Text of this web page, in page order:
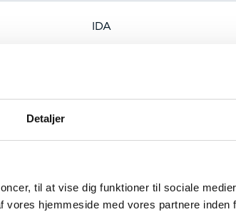
Detaljer
til at vise dig funktioner til sociale
hjemmeside med vores partnere inden
IDA
Beskæftigelsesforvaltning